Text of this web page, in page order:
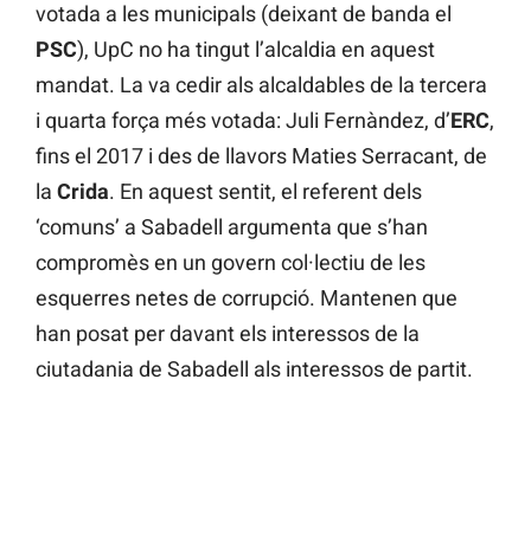
votada a les municipals (deixant de banda el
PSC), UpC no ha tingut l’alcaldia en aquest
mandat. La va cedir als alcaldables de la tercera
i quarta força més votada: Juli Fernàndez, d’ERC,
fins el 2017 i des de llavors Maties Serracant, de
la Crida. En aquest sentit, el referent dels
‘comuns’ a Sabadell argumenta que s’han
compromès en un govern col·lectiu de les
esquerres netes de corrupció. Mantenen que
han posat per davant els interessos de la
ciutadania de Sabadell als interessos de partit.